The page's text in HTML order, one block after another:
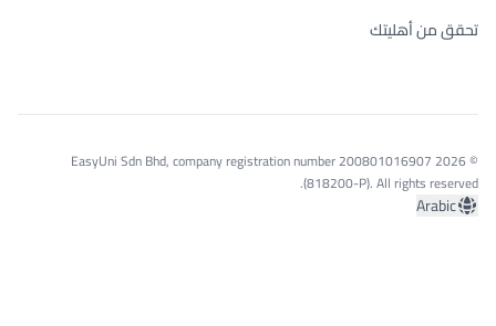
تحقق من أهليتك
© 2026 EasyUni Sdn Bhd, company registration number 200801016907
(818200-P). All rights reserved.
Arabic